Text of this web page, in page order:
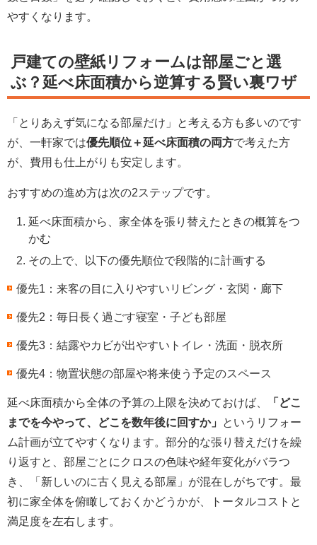
やすくなります。
戸建ての壁紙リフォームは部屋ごと選
ぶ？延べ床面積から逆算する賢い裏ワザ
「とりあえず気になる部屋だけ」と考える方も多いのです
が、一軒家では優先順位＋延べ床面積の両方で考えた方
が、費用も仕上がりも安定します。
おすすめの進め方は次の2ステップです。
延べ床面積から、家全体を張り替えたときの概算をつ
かむ
その上で、以下の優先順位で段階的に計画する
優先1：来客の目に入りやすいリビング・玄関・廊下
優先2：毎日長く過ごす寝室・子ども部屋
優先3：結露やカビが出やすいトイレ・洗面・脱衣所
優先4：物置状態の部屋や将来使う予定のスペース
延べ床面積から全体の予算の上限を決めておけば、
「どこ
までを今やって、どこを数年後に回すか」
というリフォー
ム計画が立てやすくなります。部分的な張り替えだけを繰
り返すと、部屋ごとにクロスの色味や経年変化がバラつ
き、「新しいのに古く見える部屋」が混在しがちです。最
初に家全体を俯瞰しておくかどうかが、トータルコストと
満足度を左右します。